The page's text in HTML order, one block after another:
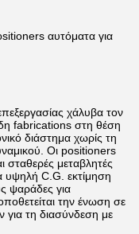
αυτόματα για
χάλυβα τον
fabrications στη θέση
διάστημα χωρίς τη
Οι positioners
σταθερές μεταβλητές
υψηλή C.G. εκτίμηση
ψαράδες για
την ένωση σε
τη διασύνδεση με